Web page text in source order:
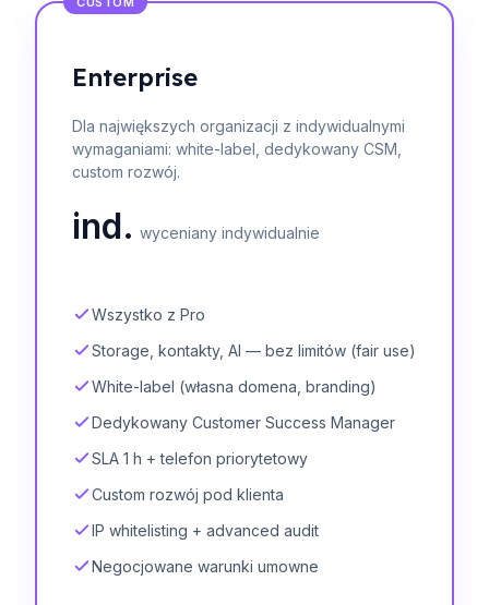
Enterprise
Dla największych organizacji z indywidualnymi
wymaganiami: white-label, dedykowany CSM,
custom rozwój.
ind. wyceniany indywidualnie
Wszystko z Pro
Storage, kontakty, AI — bez limitów (fair use)
White-label (własna domena, branding)
Dedykowany Customer Success Manager
SLA 1 h + telefon priorytetowy
Custom rozwój pod klienta
IP whitelisting + advanced audit
Negocjowane warunki umowne